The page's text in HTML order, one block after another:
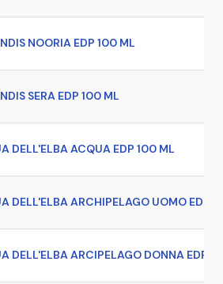
NOORIA EDP 100 ML
SERA EDP 100 ML
DELL'ELBA ACQUA EDP 100 ML
DELL'ELBA ARCHIPELAGO UOMO EDP
DELL'ELBA ARCIPELAGO DONNA EDP